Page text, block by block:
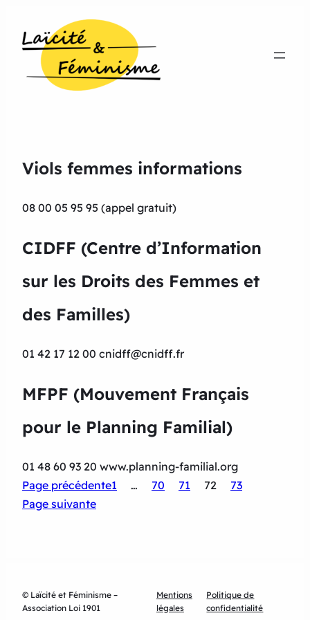
Viols femmes informations
08 00 05 95 95 (appel gratuit)
CIDFF (Centre d’Information
sur les Droits des Femmes et
des Familles)
01 42 17 12 00 cnidff@cnidff.fr
MFPF (Mouvement Français
pour le Planning Familial)
01 48 60 93 20 www.planning-familial.org
Page précédente1 … 70 71 72
73
Page suivante
© Laïcité et Féminisme –
Association Loi 1901
Mentions
légales
Politique de
confidentialité